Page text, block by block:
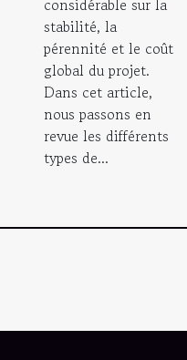
considérable sur la
stabilité, la
pérennité et le coût
global du projet.
Dans cet article,
nous passons en
revue les différents
types de...